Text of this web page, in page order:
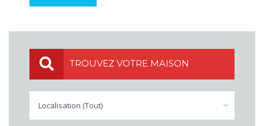
TROUVEZ VOTRE MAISON
Localisation (Tout)